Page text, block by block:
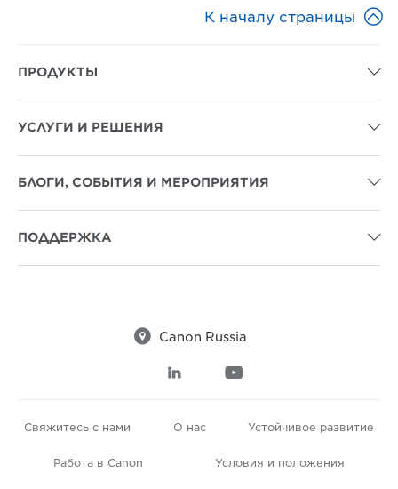
К началу страницы 
ПРОДУКТЫ 
УСЛУГИ И РЕШЕНИЯ 
БЛОГИ, СОБЫТИЯ И МЕРОПРИЯТИЯ 
ПОДДЕРЖКА 
 Canon Russia
 
Свяжитесь с нами О нас Устойчивое развитие
Работа в Canon Условия и положения